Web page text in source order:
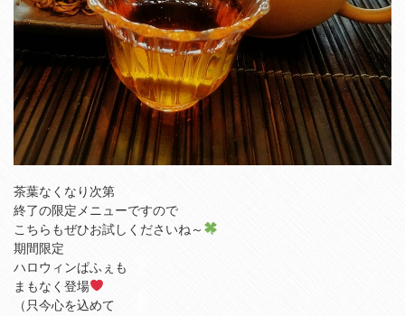
茶葉なくなり次第
終了の限定メニューですので
こちらもぜひお試しくださいね～
期間限定
ハロウィンぱふぇも
まもなく登場
（只今心を込めて